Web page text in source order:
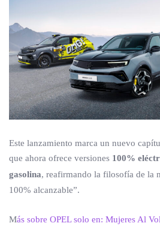
Este lanzamiento marca un nuevo
que ahora ofrece versiones 100%
gasolina, reafirmando la filosofía de la
100% alcanzable”.
Más sobre OPEL solo en: Mujeres Al